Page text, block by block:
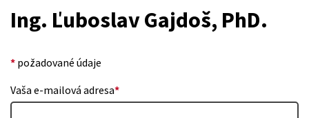
Ing. Ľuboslav Gajdoš, PhD.
* požadované údaje
Vaša e-mailová adresa*